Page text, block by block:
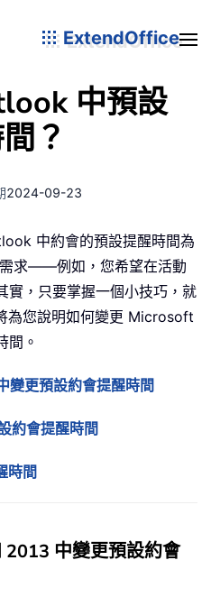
ExtendOffice
中預設
？
2024-09-23
中約會的預設提醒時間為
求——例如，您希望在活動
實，只要掌握一個小技巧，就
為您說明如何變更 Microsoft
間。
更預設約會提醒時間
約會提醒時間
時間
中變更預設約會